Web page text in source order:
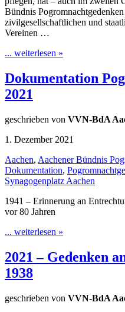
Bündnis
zivilgesellschaftlichen und
Vereinen …
... weiterlesen »
Dokumentation
2021
geschrieben von VVN-BdA
1. Dezember 2021
Aachen, Aachener Bündnis
Dokumentation,
Synagogenplatz Aachen
1941 – Erinnerung an
vor 80 Jahren
... weiterlesen »
2021 – Gedenken
1938
geschrieben von VVN-BdA